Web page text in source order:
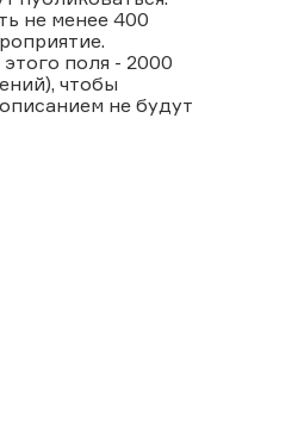
не менее 400
поля - 2000
чтобы
не будут